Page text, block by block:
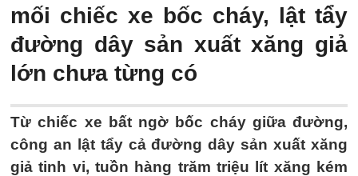
mối chiếc xe bốc cháy, lật tẩy
đường dây sản xuất xăng giả
lớn chưa từng có
Từ chiếc xe bất ngờ bốc cháy giữa đường,
công an lật tẩy cả đường dây sản xuất xăng
giả tinh vi, tuồn hàng trăm triệu lít xăng kém